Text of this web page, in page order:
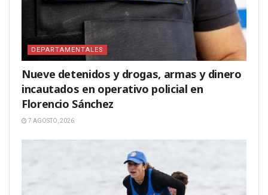
DEPARTAMENTALES
Nueve detenidos y drogas, armas y dinero
incautados en operativo policial en
Florencio Sánchez
7 AGOSTO, 2026